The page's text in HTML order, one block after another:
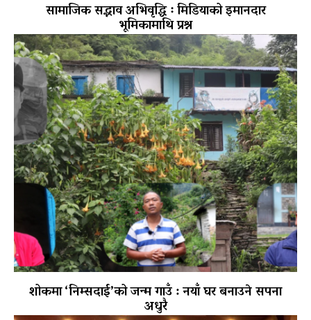
सामाजिक सद्भाव अभिवृद्धि ः मिडियाको इमानदार
भूमिकामाथि प्रश्न
शोकमा ‘निम्सदाई’को जन्म गाउँ : नयाँ घर बनाउने सपना
अधुरै